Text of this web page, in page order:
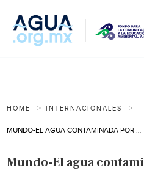
HOME INTERNACIONALES
Mundo-El agua